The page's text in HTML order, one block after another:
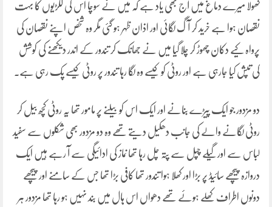
کھولا میرے دماغ میں آج بھی یاد ہے کہ میں نے سوچا اس کی لکڑیوں کا بہت
نقصان ہوا ہے خرید کر آگ لگائی اور اذان ظہر ہو گئی مگر وہ شخص اپنے نقصان کی
پرواہ کیے دکان چھوڑ کر چلا گیا میں نے جھانک کر تندور کے اندر دیکھنے کی کوشش
کی تپش کیا جارہی ہے اور روٹی کو کیسے وہ لگا رہا تندور پر روٹی کیسے پک رہی ہے۔
دو مزدور جو ایک پیڑے بنانے اور ایک اس کو بیلنے پر مامور تھا یہ روٹی کچھ بیل کر
روٹی لگانے والے کی جانب دھکیل دیتے تھے وہ دو مزدور بھی شکلوں سے سفید
لباس سے اور گیلے چپل سے پتہ چل رہا تھا نماز کی ادائیگی سے آ رہے ہیں ایک
دروازہ پیچھے سائیڈ پر بڑا اور کھلا ہوا تندور تھا کافی بڑا تھا جس کے سامنے اور پیچھے
دونوں اطراف کھلے ہوئے تھے دھواں اس ہال میں بند نہیں ہو رہا تھا مزدور ہر